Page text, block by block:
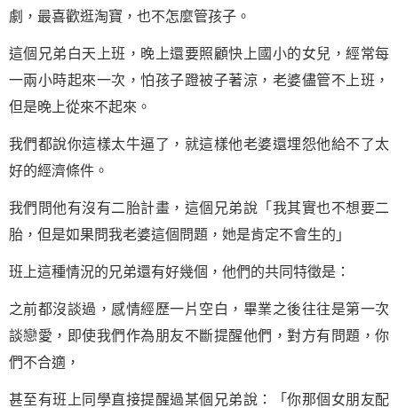
劇，最喜歡逛淘寶，也不怎麼管孩子。
這個兄弟白天上班，晚上還要照顧快上國小的女兒，經常每
一兩小時起來一次，怕孩子蹬被子著涼，老婆儘管不上班，
但是晚上從來不起來。
我們都說你這樣太牛逼了，就這樣他老婆還埋怨他給不了太
好的經濟條件。
我們問他有沒有二胎計畫，這個兄弟說「我其實也不想要二
胎，但是如果問我老婆這個問題，她是肯定不會生的」
班上這種情況的兄弟還有好幾個，他們的共同特徵是：
之前都沒談過，感情經歷一片空白，畢業之後往往是第一次
談戀愛，即使我們作為朋友不斷提醒他們，對方有問題，你
們不合適，
甚至有班上同學直接提醒過某個兄弟說：「你那個女朋友配